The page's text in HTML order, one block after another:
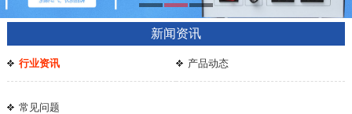
新闻资讯
行业资讯 产品动态
常见问题